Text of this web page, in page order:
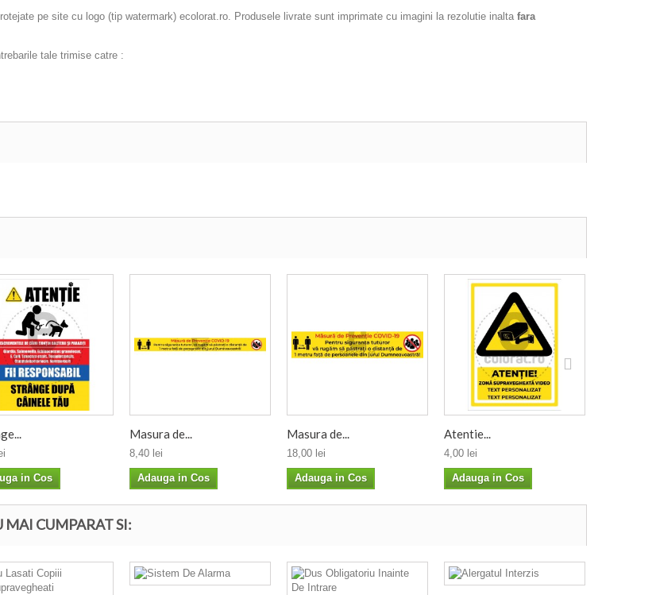
pe site cu logo (tip watermark) ecolorat.ro. Produsele livrate sunt imprimate cu imagini la rezolutie inalta fara
tale trimise catre :
in Cos
Masura de...
8,40 lei
Adauga in Cos
Masura de...
18,00 lei
Adauga in Cos
Atentie...
4,00 lei
Adauga in Cos
MAI CUMPARAT SI: